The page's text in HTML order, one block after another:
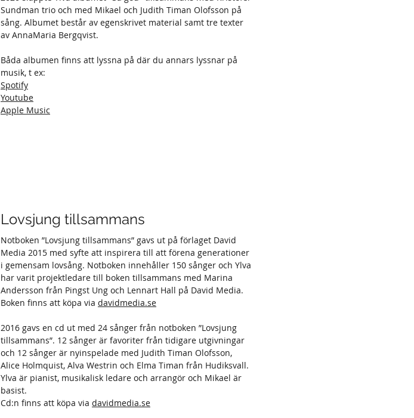
Sundman trio och med Mikael och Judith Timan Olofsson på
sång. Albumet består av egenskrivet material samt tre texter
av AnnaMaria Bergqvist.
Båda albumen finns att lyssna på där du annars lyssnar på
musik, t ex:
Spotify
Youtube
Apple Music
Lovsjung tillsammans
Notboken ”Lovsjung tillsammans” gavs ut på förlaget David
Media 2015 med syfte att inspirera till att förena generationer
i gemensam lovsång. Notboken innehåller 150 sånger och Ylva
har varit projektledare till boken tillsammans med Marina
Andersson från Pingst Ung och Lennart Hall på David Media.
Boken finns att köpa via davidmedia.se
2016 gavs en cd ut med 24 sånger från notboken ”Lovsjung
tillsammans”. 12 sånger är favoriter från tidigare utgivningar
och 12 sånger är nyinspelade med Judith Timan Olofsson,
Alice Holmquist, Alva Westrin och Elma Timan från Hudiksvall.
Ylva är pianist, musikalisk ledare och arrangör och Mikael är
basist.
Cd:n finns att köpa via davidmedia.se